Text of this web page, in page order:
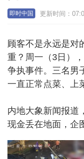
即时中国 更新时间：
顾客不是永远是对
重？周一（3日）
争执事件。三名男
一直正常点菜、上
内地大象新闻报道
现金丢在地面，企